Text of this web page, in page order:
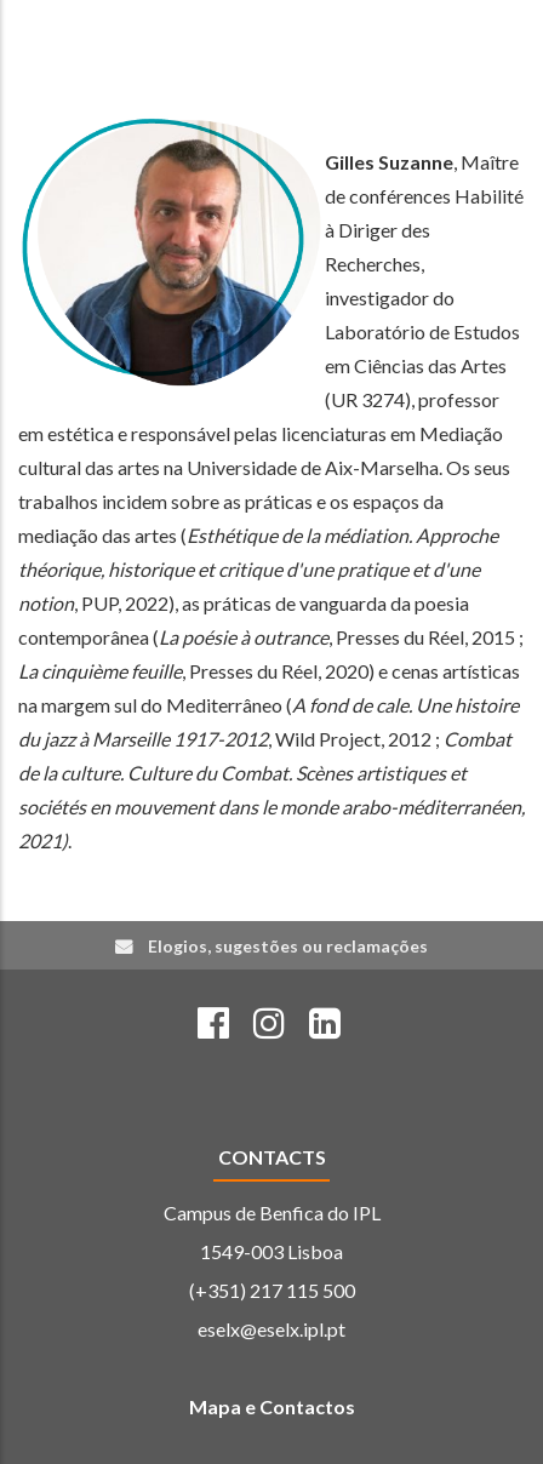
Gilles Suzanne , Maître
de conférences Habilité
à Diriger des
Recherches,
investigador do
Laboratório de Estudos
em Ciências das Artes
(UR 3274), professor
em estética e responsável pelas licenciaturas em Mediação
cultural das artes na Universidade de Aix-Marselha. Os seus
trabalhos incidem sobre as práticas e os espaços da
mediação das artes (Esthétique de la médiation. Approche
théorique, historique et critique d'une pratique et d'une
notion, PUP, 2022), as práticas de vanguarda da poesia
contemporânea (La poésie à outrance, Presses du Réel, 2015 ;
La cinquième feuille, Presses du Réel, 2020) e cenas artísticas
na margem sul do Mediterrâneo (A fond de cale. Une histoire
du jazz à Marseille 1917-2012, Wild Project, 2012 ; Combat
de la culture. Culture du Combat. Scènes artistiques et
sociétés en mouvement dans le monde arabo-méditerranéen,
2021).
Elogios, sugestões ou reclamações
CONTACTS
Campus de Benfica do IPL
1549-003 Lisboa
(+351) 217 115 500
eselx@eselx.ipl.pt
Mapa e Contactos